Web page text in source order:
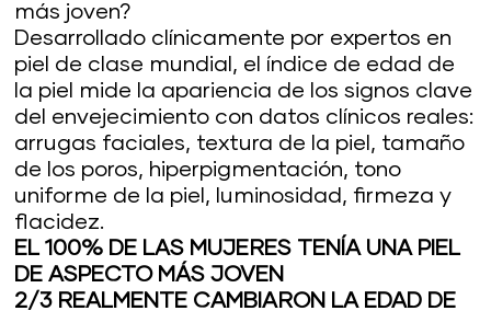
más joven?
Desarrollado clínicamente por expertos en
piel de clase mundial, el índice de edad de
la piel mide la apariencia de los signos clave
del envejecimiento con datos clínicos reales:
arrugas faciales, textura de la piel, tamaño
de los poros, hiperpigmentación, tono
uniforme de la piel, luminosidad, firmeza y
flacidez.
EL 100% DE LAS MUJERES TENÍA UNA PIEL
DE ASPECTO MÁS JOVEN
2/3 REALMENTE CAMBIARON LA EDAD DE